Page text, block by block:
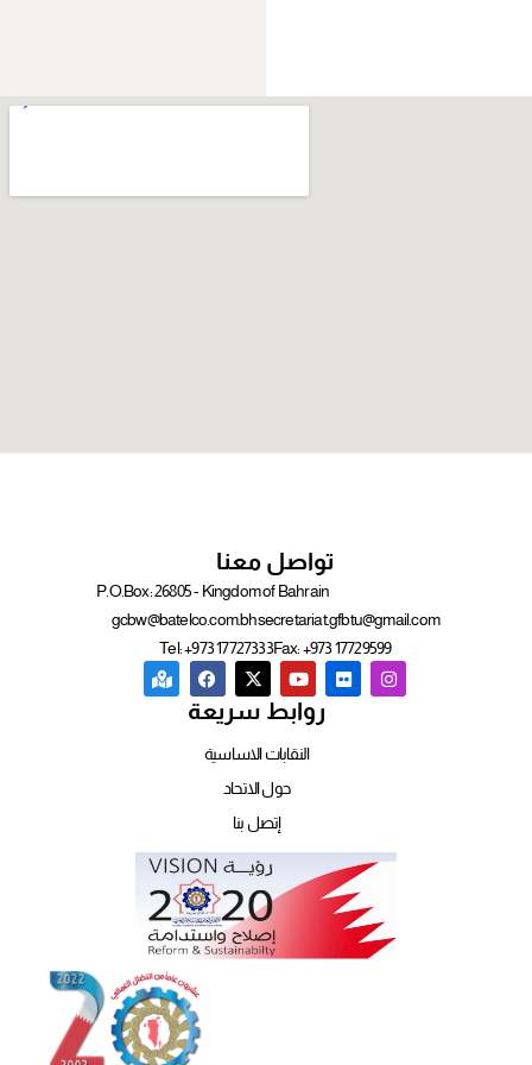
تواصل معنا
P.O.Box: 26805 - Kingdom of Bahrain
gcbw@batelco.com.bhsecretariat.gfbtu@gmail.com
Tel: +973 17727333Fax: +973 17729599
روابط سريعة
النقابات الاساسية
حول الاتحاد
إتصل بنا